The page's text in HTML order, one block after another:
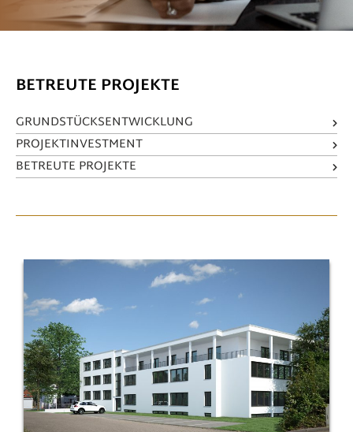
BETREUTE PROJEKTE
GRUNDSTÜCKSENTWICKLUNG
PROJEKTINVESTMENT
BETREUTE PROJEKTE